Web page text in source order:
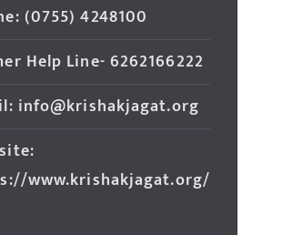
(0755) 4248100
Help Line- 6262166222
info@krishakjagat.org
www.krishakjagat.org/